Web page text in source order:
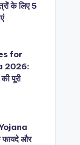
के लिए 5
for
2026:
पूरी
और